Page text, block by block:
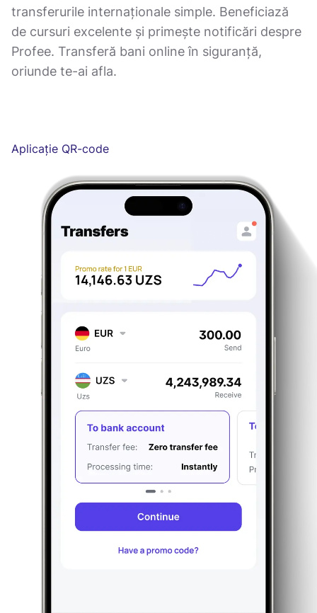
transferurile internaționale simple. Beneficiază
de cursuri excelente și primește notificări despre
Profee. Transferă bani online în siguranță,
oriunde te-ai afla.
Aplicație QR-code